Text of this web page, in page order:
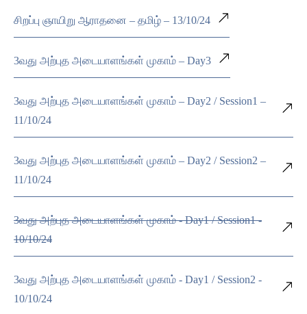
சிறப்பு ஞாயிறு ஆராதனை – தமிழ் – 13/10/24
3வது அற்புத அடையாளங்கள் முகாம் – Day3
3வது அற்புத அடையாளங்கள் முகாம் – Day2 / Session1 –
11/10/24
3வது அற்புத அடையாளங்கள் முகாம் – Day2 / Session2 –
11/10/24
3வது அற்புத அடையாளங்கள் முகாம் - Day1 / Session1 -
10/10/24
3வது அற்புத அடையாளங்கள் முகாம் - Day1 / Session2 -
10/10/24